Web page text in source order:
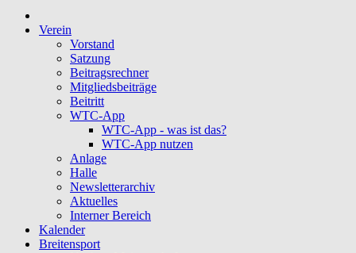
Verein
Vorstand
Satzung
Beitragsrechner
Mitgliedsbeiträge
Beitritt
WTC-App
WTC-App - was ist das?
WTC-App nutzen
Anlage
Halle
Newsletterarchiv
Aktuelles
Interner Bereich
Kalender
Breitensport